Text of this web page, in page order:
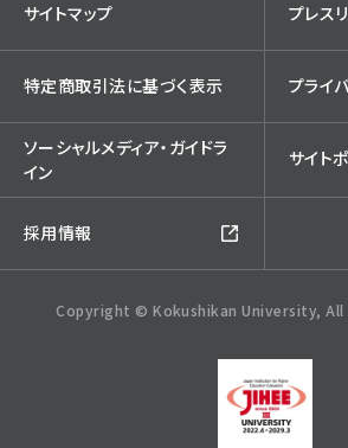
サイトマップ プレス
特定商取引法に基づく表示 プライ
ソーシャルメディア・ガイドラ
イン
サイト
採用情報
Copyright © Kokushikan University, All